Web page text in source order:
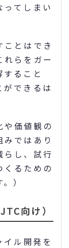
てしまい
とはでき
らをガー
ること
できるは
や価値観の
ではあり
らし、試行
るための
）
向け）
ル開発を